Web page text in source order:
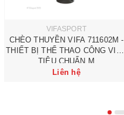
VIFASPORT
CHÈO THUYỀN VIFA 711602M -
THIẾT BỊ THỂ THAO CÔNG VIÊN
TIÊU CHUẨN M
Liên hệ